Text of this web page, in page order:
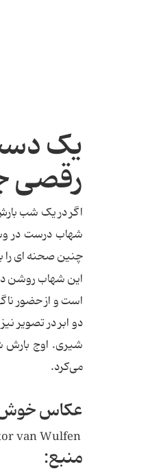
یک
رقصی
اگر در یک شب
شهاب درست در
چنین صحنه ای را
است و از حضور
دو ابر در تصویر
می‌کرد.
عکاس
منبع: